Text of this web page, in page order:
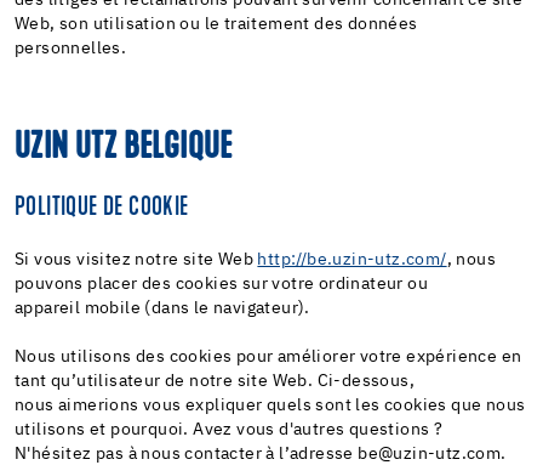
Web, son utilisation ou le traitement des données
personnelles.
UZIN UTZ BELGIQUE
POLITIQUE DE COOKIE
Si vous visitez notre site Web http://be.uzin-utz.com/, nous
pouvons placer des cookies sur votre ordinateur ou
appareil mobile (dans le navigateur).
Nous utilisons des cookies pour améliorer votre expérience en
tant qu’utilisateur de notre site Web. Ci-dessous,
nous aimerions vous expliquer quels sont les cookies que nous
utilisons et pourquoi. Avez vous d'autres questions ?
N'hésitez pas à nous contacter à l’adresse be@uzin-utz.com.